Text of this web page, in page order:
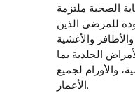
الصحية ملتزمة
للمرضى الذين
والأغشية
الجلدية بما
والأورام لجميع
الأعمار.